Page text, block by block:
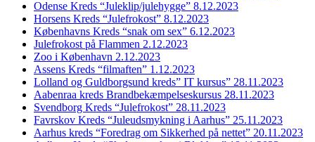
Odense Kreds “Juleklip/julehygge” 8.12.2023
Horsens Kreds “Julefrokost” 8.12.2023
Københavns Kreds “snak om sex” 6.12.2023
Julefrokost på Flammen 2.12.2023
Zoo i København 2.12.2023
Assens Kreds “filmaften” 1.12.2023
Lolland og Guldborgsund kreds” IT kursus” 28.11.2023
Aabenraa kreds Brandbekæmpelseskursus 28.11.2023
Svendborg Kreds “Julefrokost” 28.11.2023
Favrskov Kreds “Juleudsmykning i Aarhus” 25.11.2023
Aarhus kreds “Foredrag om Sikkerhed på nettet” 20.11.2023